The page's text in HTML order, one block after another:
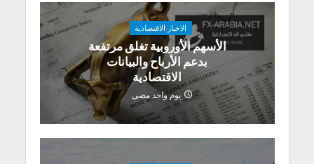
الاخبار الاقتصادية
الأسهم الأوروبية تغلق مرتفعة
بدعم الأرباح والبيانات
الاقتصادية
يوم واحد مضى